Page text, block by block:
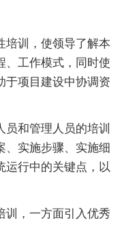
培训，使领导了解本
、工作模式，同时使
于项目建设中协调资
和管理人员的培训
、实施步骤、实施细
运行中的关键点，以
训，一方面引入优秀